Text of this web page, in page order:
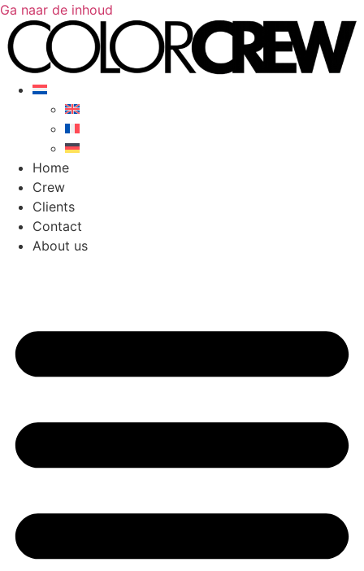
Ga naar de inhoud
Home
Crew
Clients
Contact
About us